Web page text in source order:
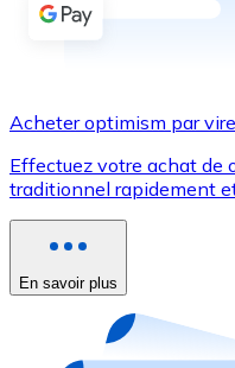
Virement SEPA
Utilisez les cartes
Acheter avec carte
Nouveau
Achetez des
Acheter optimism par
Effectuez votre achat de
traditionnel rapidement
En savoir plus